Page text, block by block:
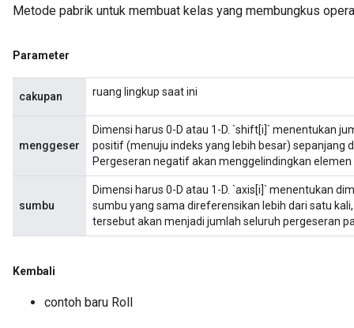
Metode pabrik untuk membuat kelas yang membungkus
Parameter
cakupan ruang lingkup saat ini
menggeser
Dimensi harus 0-D atau 1-D. `shift[i]` menentukan
positif (menuju indeks yang lebih besar) sepanjang
Pergeseran negatif akan menggelindingkan
sumbu
Dimensi harus 0-D atau 1-D. `axis[i]` menentukan
sumbu yang sama direferensikan lebih dari satu
tersebut akan menjadi jumlah seluruh pergeseran
Kembali
contoh baru Roll